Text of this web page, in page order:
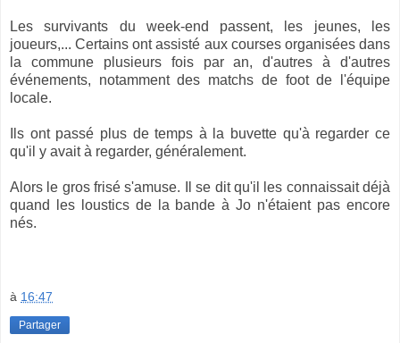
Les survivants du week-end passent, les jeunes, les
joueurs,... Certains ont assisté aux courses organisées dans
la commune plusieurs fois par an, d'autres à d'autres
événements, notamment des matchs de foot de l'équipe
locale.
Ils ont passé plus de temps à la buvette qu'à regarder ce
qu'il y avait à regarder, généralement.
Alors le gros frisé s'amuse. Il se dit qu'il les connaissait déjà
quand les loustics de la bande à Jo n'étaient pas encore
nés.
à 16:47
Partager